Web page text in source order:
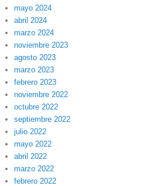
mayo 2024
abril 2024
marzo 2024
noviembre 2023
agosto 2023
marzo 2023
febrero 2023
noviembre 2022
octubre 2022
septiembre 2022
julio 2022
mayo 2022
abril 2022
marzo 2022
febrero 2022